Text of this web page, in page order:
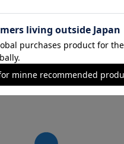
会社概要 採用情報 メディアキット
Inc. All rights reserved.